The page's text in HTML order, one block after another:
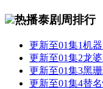
热播泰剧周排行
更新至01集1机
更新至01集2龙
更新至01集3黑
更新至01集4替